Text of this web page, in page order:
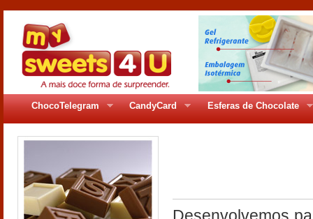
ChocoTelegram CandyCard Esferas de Chocolate